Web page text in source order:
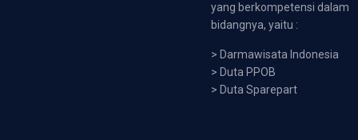
yang berkompetensi dalam
bidangnya, yaitu :
> Darmawisata Indonesia
> Duta PPOB
> Duta Sparepart